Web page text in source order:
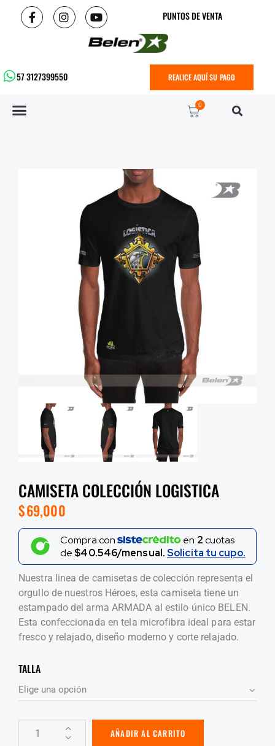
PUNTOS DE VENTA
57 3127399550 REALICE AQUÍ SU PAGO
0
CAMISETA COLECCIÓN LOGISTICA
$69,000
Compra con en 2cuotas
de $40.546/mensual.Solicita tu cupo.
Nuestra linea de camisetas de colección representa el
orgullo de nuestros Héroes, esta camiseta tiene un
estampado del arma ARMADA al estilo único BELEN.
Esta confeccionada en tela microfibra ideal para estar
fresco y relajado, diseño moderno y corte relajado.
TALLA
AÑADIR AL CARRITO